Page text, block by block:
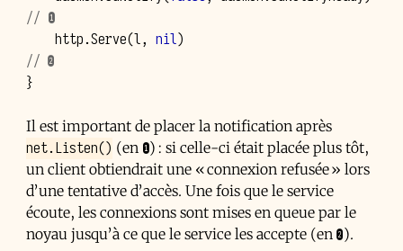
// ❶
http.Serve(l, nil)
// ❷
}
Il est important de placer la notification après
net.Listen() (en ❶) : si celle-ci était placée plus tôt,
un client obtiendrait une « connexion refusée » lors
d’une tentative d’accès. Une fois que le service
écoute, les connexions sont mises en queue par le
noyau jusqu’à ce que le service les accepte (en ❷).